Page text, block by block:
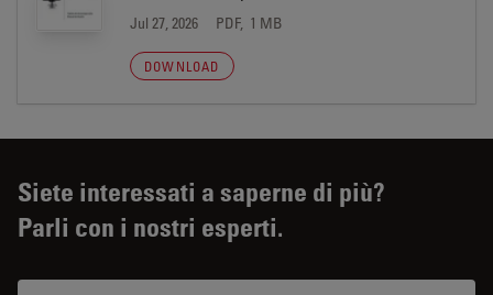
Jul 27, 2026 PDF, 1 MB
DOWNLOAD
Siete interessati a saperne di più?
Parli con i nostri esperti.